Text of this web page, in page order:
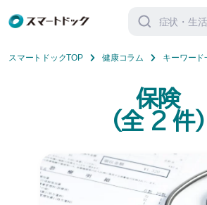
索
スマートドックTOP 健康コラム キーワード
保険
(全2 件)